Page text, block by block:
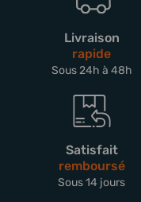
Livraison
rapide
Sous 24h à 48h
Satisfait
remboursé
Sous 14 jours